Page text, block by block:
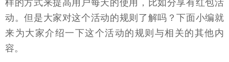
样的方式来提高用户每天的使用，比如分享有红包活
动。但是大家对这个活动的规则了解吗？下面小编就
来为大家介绍一下这个活动的规则与相关的其他内
容。